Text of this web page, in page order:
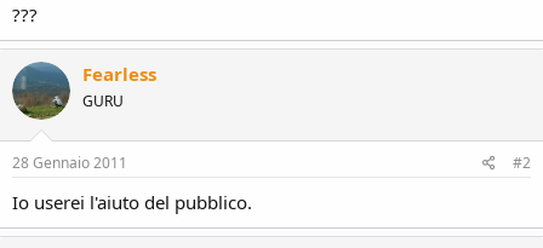
u
s
s
i
o
???
Fearless
GURU
28 Gennaio 2011 #2
Io userei l'aiuto del pubblico.